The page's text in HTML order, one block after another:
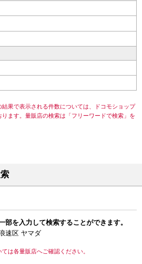
結果で表示される件数については、ドコモショップ
ます。量販店の検索は「フリーワードで検索」を
部を入力して検索することができます。
速区 ヤマダ
は各量販店へご確認ください。